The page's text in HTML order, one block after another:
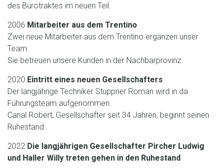
des Bürotraktes im neuen Teil.
2006 Mitarbeiter aus dem Trentino
Zwei neue Mitarbeiter aus dem Trentino ergänzen unser
Team.
Sie betreuen unsere Kunden in der Nachbarprovinz.
2020 Eintritt eines neuen Gesellschafters
Der langjährige Techniker Stuppner Roman wird in da
Führungsteam aufgenommen.
Canal Robert, Gesellschafter seit 34 Jahren, beginnt seinen
Ruhestand.
2022 Die langjährigen Gesellschafter Pircher Ludwig
und Haller Willy treten gehen in den Ruhestand